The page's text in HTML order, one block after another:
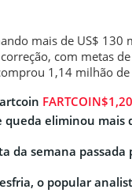
mais de US$
com metas
1,14 milhão de
FARTCOIN$1,20
eliminou mais
da semana passada
o popular